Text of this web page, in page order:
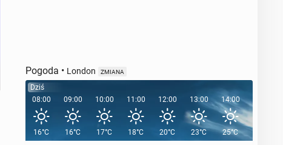
Pogoda • London ZMIANA
Dziś
08:00
16°C
09:00
16°C
10:00
17°C
11:00
18°C
12:00
20°C
13:00
23°C
14:00
25°C
15:00